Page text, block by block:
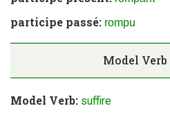
participe passé: rompu
Model Verb
Model Verb: suffire